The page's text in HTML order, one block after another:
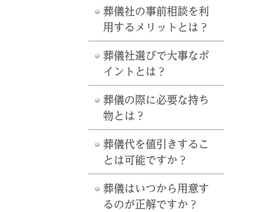
葬儀社の事前相談を利
用するメリットとは？
葬儀社選びで大事なポ
イントとは？
葬儀の際に必要な持ち
物とは？
葬儀代を値引きするこ
とは可能ですか？
葬儀はいつから用意す
るのが正解ですか？